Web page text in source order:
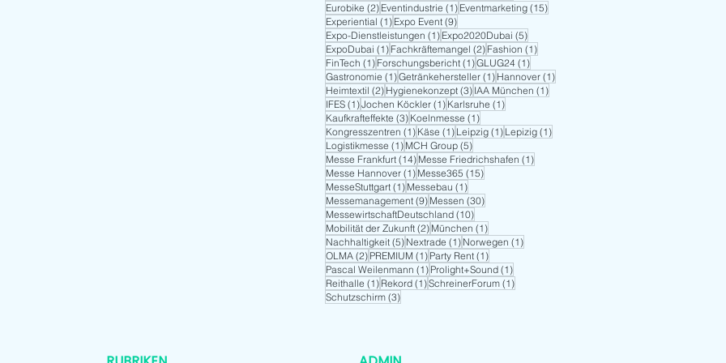
Eurobike (2)2 Beiträge
Eventindustrie (1)1 Beitrag
Eventmarketing (15)15 Beiträge
Experiential (1)1 Beitrag
Expo Event (9)9 Beiträge
Expo-Dienstleistungen (1)1 Beitrag
Expo2020Dubai (5)5 Beiträge
ExpoDubai (1)1 Beitrag
Fachkräftemangel (2)2 Beiträge
Fashion (1)1 Beitrag
FinTech (1)1 Beitrag
Forschungsbericht (1)1 Beitrag
GLUG24 (1)1 Beitrag
Gastronomie (1)1 Beitrag
Getränkehersteller (1)1 Beitrag
Hannover (1)1 Beitrag
Heimtextil (2)2 Beiträge
Hygienekonzept (3)3 Beiträge
IAA München (1)1 Beitrag
IFES (1)1 Beitrag
Jochen Köckler (1)1 Beitrag
Karlsruhe (1)1 Beitrag
Kaufkrafteffekte (3)3 Beiträge
Koelnmesse (1)1 Beitrag
Kongresszentren (1)1 Beitrag
Käse (1)1 Beitrag
Leipzig (1)1 Beitrag
Lepizig (1)1 Beitrag
Logistikmesse (1)1 Beitrag
MCH Group (5)5 Beiträge
Messe Frankfurt (14)14 Beiträge
Messe Friedrichshafen (1)1 Beitrag
Messe Hannover (1)1 Beitrag
Messe365 (15)15 Beiträge
MesseStuttgart (1)1 Beitrag
Messebau (1)1 Beitrag
Messemanagement (9)9 Beiträge
Messen (30)30 Beiträge
MessewirtschaftDeutschland (10)10 Beiträge
Mobilität der Zukunft (2)2 Beiträge
München (1)1 Beitrag
Nachhaltigkeit (5)5 Beiträge
Nextrade (1)1 Beitrag
Norwegen (1)1 Beitrag
OLMA (2)2 Beiträge
PREMIUM (1)1 Beitrag
Party Rent (1)1 Beitrag
Pascal Weilenmann (1)1 Beitrag
Prolight+Sound (1)1 Beitrag
Reithalle (1)1 Beitrag
Rekord (1)1 Beitrag
SchreinerForum (1)1 Beitrag
Schutzschirm (3)3 Beiträge